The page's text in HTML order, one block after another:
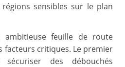
sensibles sur le plan
ambitieuse feuille de route
facteurs critiques. Le premier
des débouchés